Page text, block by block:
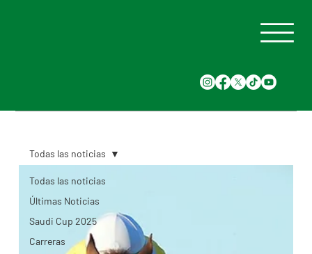
Todas las noticias
Últimas Noticias
Saudi Cup 2025
Carreras
Todas las noticias